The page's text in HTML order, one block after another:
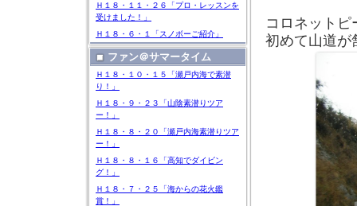
Ｈ１８・１１・２６「プロ・レッスンを
受けました！」
Ｈ１８・６・１「スノボーご紹介」
ファン＠サマータイム
Ｈ１８・１０・１５「瀬戸内海で素潜
り！」
Ｈ１８・９・２３「山陰素潜りツア
ー！」
Ｈ１８・８・２０「瀬戸内海素潜りツア
ー！」
Ｈ１８・８・１６「高知でダイビン
グ！」
Ｈ１８・７・２５「海からの花火鑑
賞！」
コロネット
初めて山道が